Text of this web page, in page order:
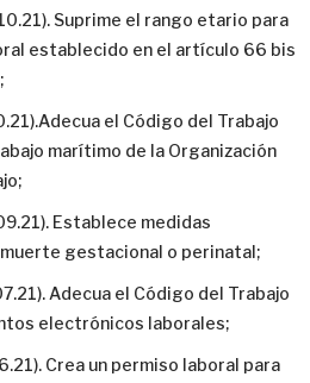
Suprime el rango etario para
establecido en el artículo 66 bis
el Código del Trabajo
marítimo de la Organización
Establece medidas
gestacional o perinatal;
Adecua el Código del Trabajo
electrónicos laborales;
Crea un permiso laboral para